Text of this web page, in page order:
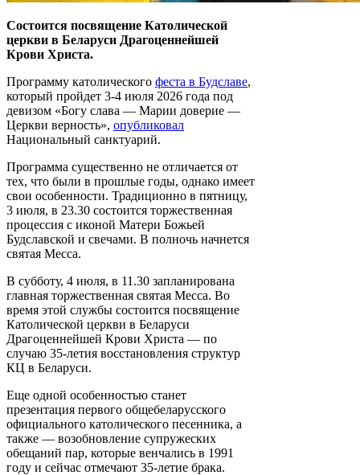
Состоится посвящение Католической
церкви в Беларуси Драгоценнейшей
Крови Христа.
Программу католического феста в Будславе,
который пройдет 3-4 июля 2026 года под
девизом «Богу слава — Марии доверие —
Церкви верность», опубликовал
Национальный санктуарий.
Программа существенно не отличается от
тех, что были в прошлые годы, однако имеет
свои особенности. Традиционно в пятницу,
3 июля, в 23.30 состоится торжественная
процессия с иконой Матери Божьей
Будславской и свечами. В полночь начнется
святая Месса.
В субботу, 4 июля, в 11.30 запланирована
главная торжественная святая Месса. Во
время этой службы состоится посвящение
Католической церкви в Беларуси
Драгоценнейшей Крови Христа — по
случаю 35-летия восстановления структур
КЦ в Беларуси.
Еще одной особенностью станет
презентация первого общебеларусского
официального католического песенника, а
также — возобновление супружеских
обещаний пар, которые венчались в 1991
году и сейчас отмечают 35-летие брака.